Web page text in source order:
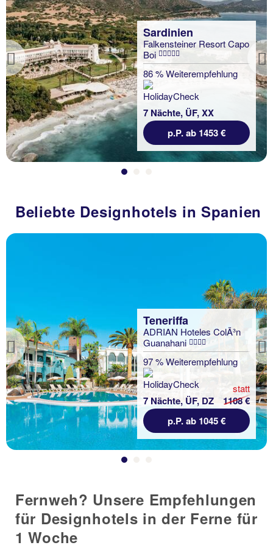
Previous
Sardinien
Falkensteiner Resort Capo
Boi
86 % Weiterempfehlung
7 Nächte, ÜF, XX
p.P. ab 1453 €
Beliebte Designhotels in Spanien
Previous
Teneriffa
ADRIAN Hoteles ColÃ³n
Guanahani
97 % Weiterempfehlung
7 Nächte, ÜF, DZ
statt
1108 €
p.P. ab 1045 €
Fernweh? Unsere Empfehlungen
für Designhotels in der Ferne für
1 Woche